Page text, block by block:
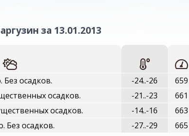
за 13.01.2013
Без осадков. -24..-26 659
осадков. -21..-23 661
осадков. -14..-16 663
Без осадков. -27..-29 665